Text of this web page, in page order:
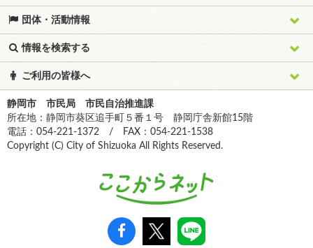
団体・活動情報
情報を検索する
ご利用の皆様へ
静岡市 市民局 市民自治推進課
所在地：静岡市葵区追手町５番１号 静岡庁舎新館15階
電話：054-221-1372 / FAX：054-221-1538
Copyright (C) City of Shizuoka All Rights Reserved.